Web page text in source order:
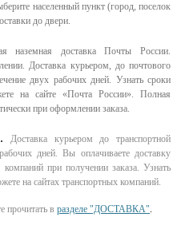
населенный пункт (город, поселок
до двери.
наземная доставка Почты России.
Доставка курьером, до почтового
двух рабочих дней. Узнать сроки
на сайте «Почта России». Полная
при оформлении заказа.
Доставка курьером до транспортной
дней. Вы оплачиваете доставку
при получении заказа. Узнать
на сайтах транспортных компаний.
прочитать в разделе "ДОСТАВКА".